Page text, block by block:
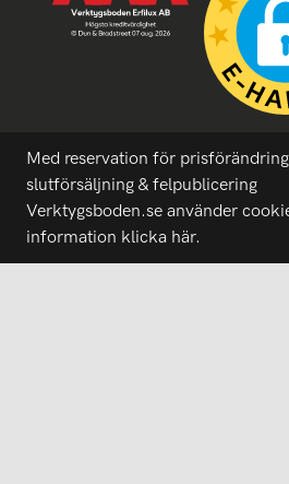
Med reservation för
slutförsäljning & felpublicering
Verktygsboden.se använder
information klicka här.